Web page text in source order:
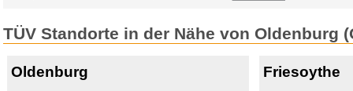
TÜV Standorte in der Nähe von Oldenburg
Oldenburg
Friesoythe